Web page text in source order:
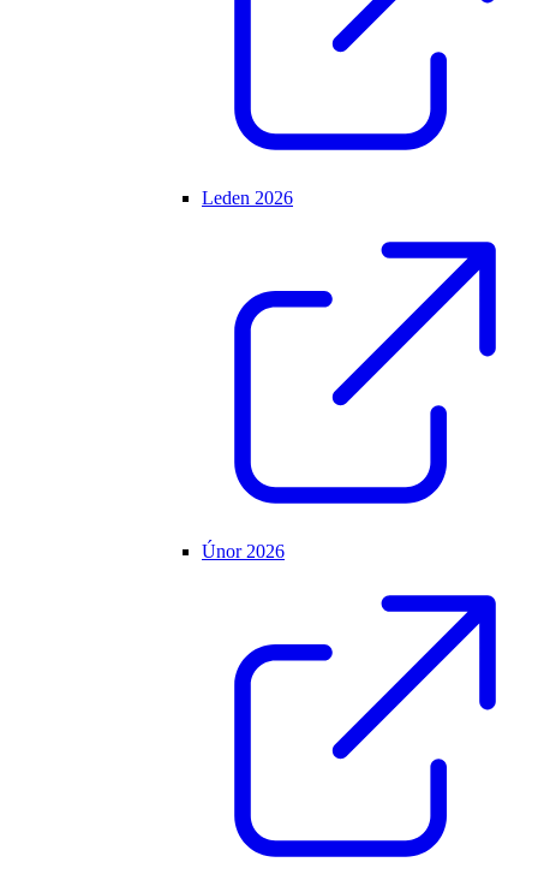
Leden 2026
Únor 2026